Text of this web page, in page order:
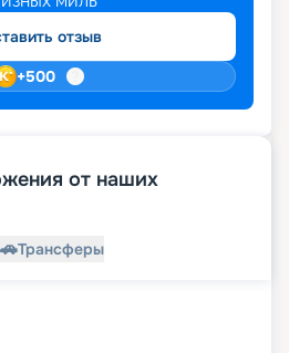
отзыв
+500
от наших
🚗Трансферы